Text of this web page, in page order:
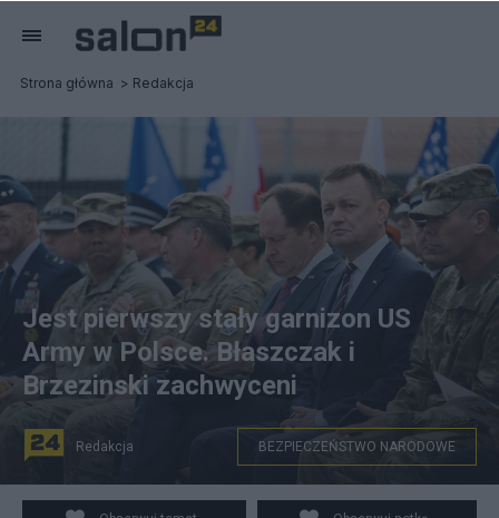
Strona główna Redakcja
Wicepremier, minister obrony narodowej Mariusz
Jest pierwszy stały garnizon US
Army w Polsce. Błaszczak i
Brzezinski zachwyceni
Redakcja BEZPIECZEŃSTWO NARODOWE